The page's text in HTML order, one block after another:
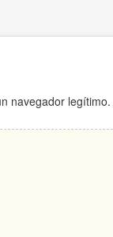
navegador legítimo.